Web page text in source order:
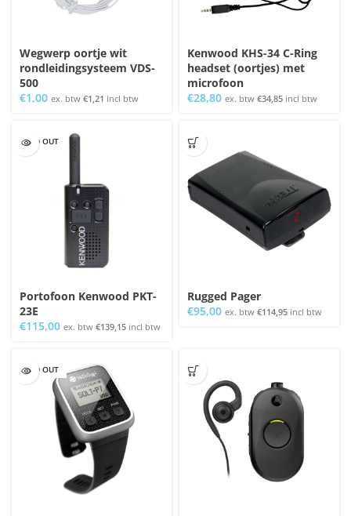
Wegwerp oortje wit
rondleidingsysteem VDS-
500
€1,00 ex. btw €1,21 incl btw
Kenwood KHS-34 C-Ring
headset (oortjes) met
microfoon
€28,80 ex. btw €34,85 incl btw
SOLD OUT
Portofoon Kenwood PKT-
23E
€115,00 ex. btw €139,15 incl btw
Rugged Pager
€95,00 ex. btw €114,95 incl btw
SOLD OUT